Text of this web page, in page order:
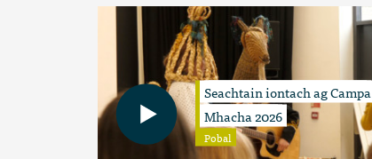
Seachtain iontach ag Campa
Mhacha 2026
Pobal